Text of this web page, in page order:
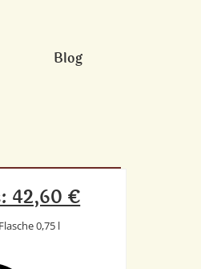
Blog
42,60 €
0,75 l